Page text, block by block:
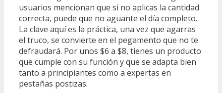
usuarios mencionan que si no aplicas la cantidad
correcta, puede que no aguante el día completo.
La clave aquí es la práctica, una vez que agarras
el truco, se convierte en el pegamento que no te
defraudará. Por unos $6 a $8, tienes un producto
que cumple con su función y que se adapta bien
tanto a principiantes como a expertas en
pestañas postizas.